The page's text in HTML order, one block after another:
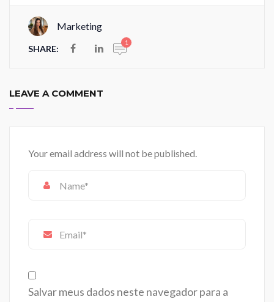
Marketing
SHARE:
1
LEAVE A COMMENT
Your email address will not be published.
Salvar meus dados neste navegador para a